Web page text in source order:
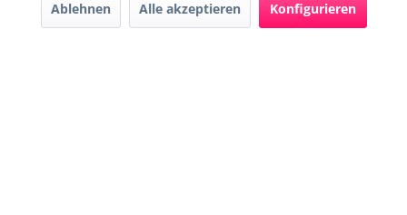
Ablehnen Alle akzeptieren Konfigurieren